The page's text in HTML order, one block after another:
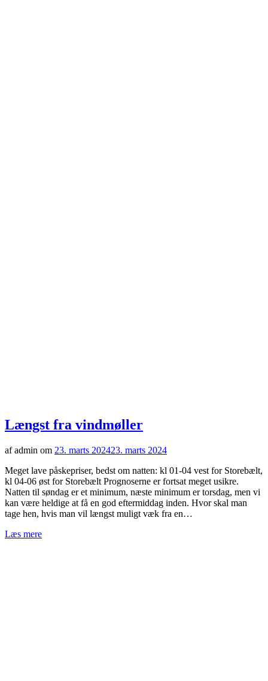
Længst fra vindmøller
af admin om 23. marts 202423. marts 2024
Meget lave påskepriser, bedst om natten: kl 01-04 vest for Storebælt,
kl 04-06 øst for Storebælt Prognoserne er fortsat meget usikre.
Natten til søndag er et minimum, næste minimum er torsdag, men vi
kan være heldige at få en god eftermiddag inden. Hvor skal man
tage hen, hvis man vil længst muligt væk fra en…
Læs mere